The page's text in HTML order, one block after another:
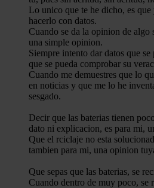
Lo unico que te he dicho, es
hacerlo con datos.
Cuando se da la opinion de algo
una simple opinion.
Siempre intento dar datos que se
que se pueda comprobar su
Cuando me demuestres que lo
en noticias y que me lo he
sesgado.
Decir que las baterias tienen
dato ni explicacion, es para mi,
Que el rciclaje no esta
tambien para mi, una opinion
Que sepas que las baterias, se
Cuando dentro de muy poco, se